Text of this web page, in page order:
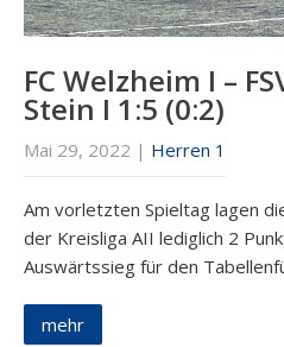
FC Welzheim I –
Stein I 1:5 (0:2)
Mai 29, 2022 | Herren 1
Am vorletzten Spieltag lagen
der Kreisliga AII lediglich 2
Auswärtssieg für den
mehr